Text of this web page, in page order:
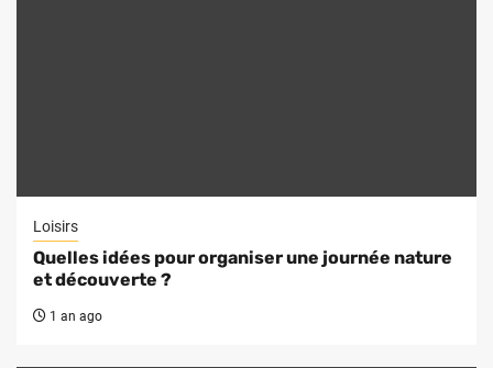
Loisirs
Quelles idées pour organiser une journée nature
et découverte ?
1 an ago